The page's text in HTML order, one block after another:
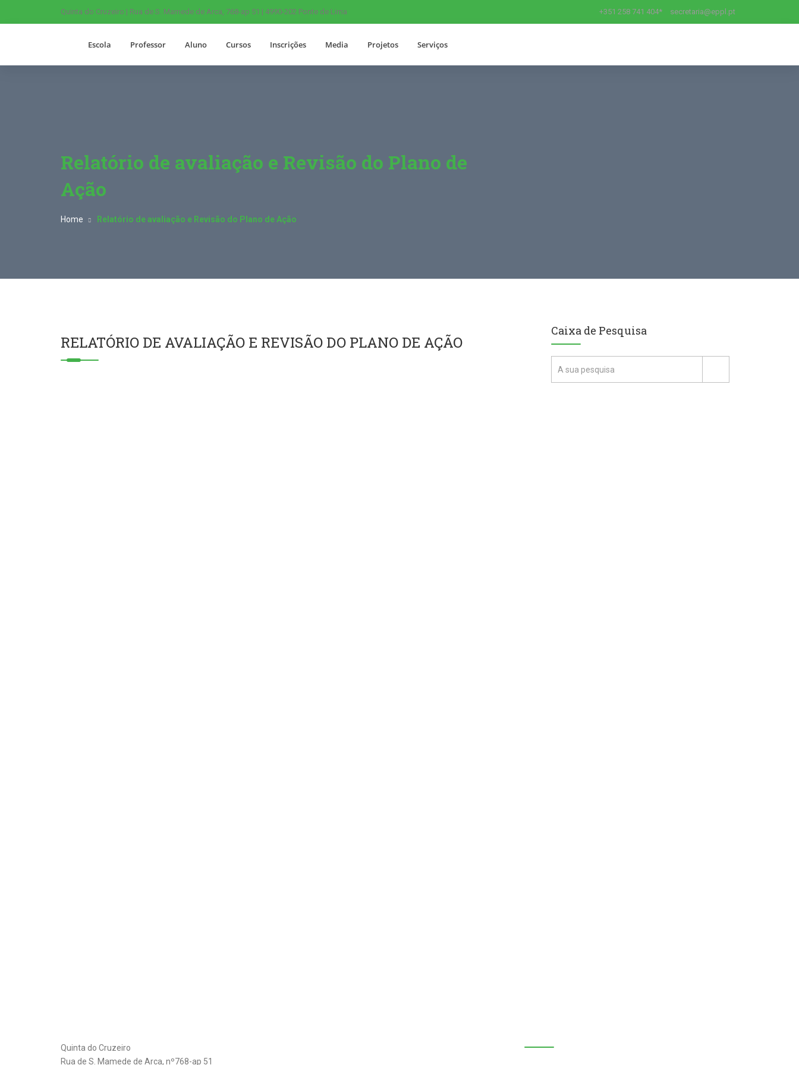
Quinta do Cruzeiro | Rua de S. Mamede de Arca, 768-ap 51 | 4990-202 Ponte de Lima +351 258 741 404* secretaria@eppl.pt
Escola Professor Aluno Cursos Inscrições Media Projetos Serviços
Relatório de avaliação e Revisão do Plano de
Ação
Home Relatório de avaliação e Revisão do Plano de Ação
RELATÓRIO DE AVALIAÇÃO E REVISÃO DO PLANO DE AÇÃO
Caixa de Pesquisa
Quinta do Cruzeiro
Rua de S. Mamede de Arca, nº768-ap 51